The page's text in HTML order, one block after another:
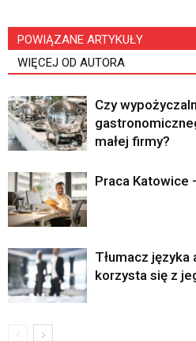
POWIĄZANE ARTYKUŁY
WIĘCEJ OD AUTORA
Czy
małej firmy?
Praca Katowice
Tłumacz
korzysta się z